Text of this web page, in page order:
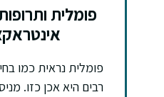
פומלית
פומלית נראית כמו
רבים היא אכן כזו.